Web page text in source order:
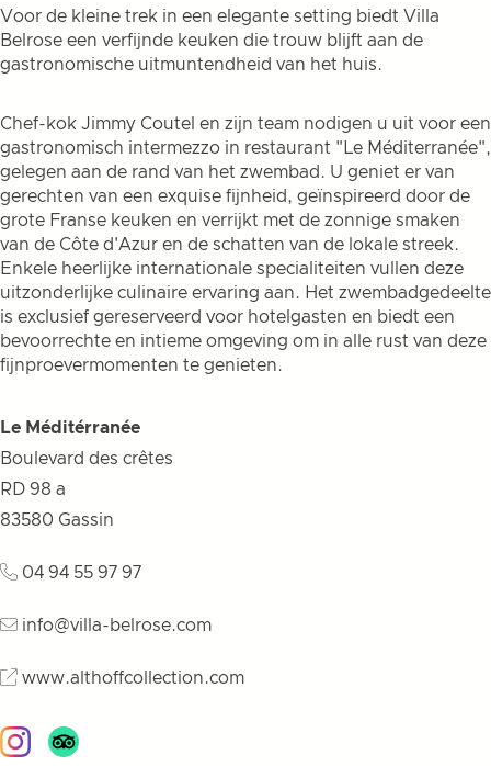
Voor de kleine trek in een elegante setting biedt Villa
Belrose een verfijnde keuken die trouw blijft aan de
gastronomische uitmuntendheid van het huis.
Chef-kok Jimmy Coutel en zijn team nodigen u uit voor een
gastronomisch intermezzo in restaurant "Le Méditerranée",
gelegen aan de rand van het zwembad. U geniet er van
gerechten van een exquise fijnheid, geïnspireerd door de
grote Franse keuken en verrijkt met de zonnige smaken
van de Côte d'Azur en de schatten van de lokale streek.
Enkele heerlijke internationale specialiteiten vullen deze
uitzonderlijke culinaire ervaring aan. Het zwembadgedeelte
is exclusief gereserveerd voor hotelgasten en biedt een
bevoorrechte en intieme omgeving om in alle rust van deze
fijnproevermomenten te genieten.
Le Méditérranée
Boulevard des crêtes
RD 98 a
83580 Gassin
04 94 55 97 97
info@villa-belrose.com
www.althoffcollection.com
Instagram